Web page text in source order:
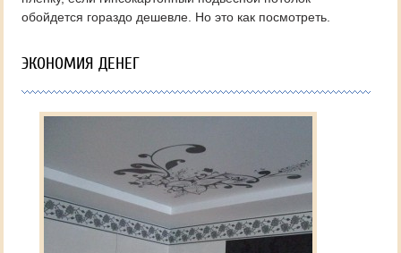
обойдется гораздо дешевле. Но это как посмотреть.
ЭКОНОМИЯ ДЕНЕГ